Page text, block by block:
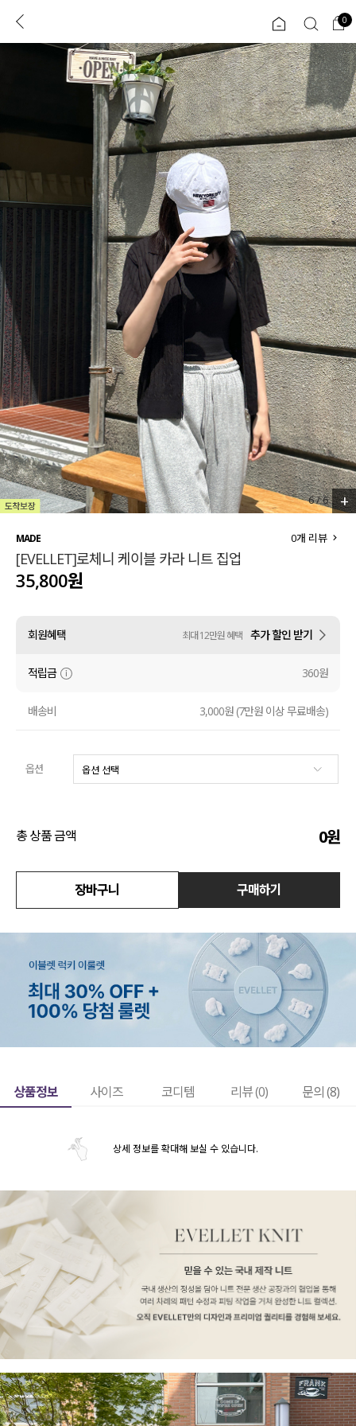
로그인 0
ENG
TW
JP
콘텐츠 리뷰 & 혜택 플러스핏 회원혜택 입
CATEGORY COMMUNITY
도착보장⚡
인플루언서 pick!
베스트
MADE
세트할인 ~30%
하객룩
살안타템
110사이즈
티셔츠
셔츠
원피스
니트
ALL
익스클루시브
니트
블라우스
원피스
팬츠
스커트
언더웨어
0
6/6 +
MADE
[EVELLET]로체니 케이블 카라 니트 집업
0개 리뷰
35,800원
회원혜택 최대 12만원 혜택 추가 할인 받기
적립금 360원
배송비 3,000원 (7만원 이상 무료배송)
옵션
총 상품 금액 0원
장바구니 구매하기
상품정보 사이즈 코디템 리뷰 (0) 문의 (8)
상세 정보를 확대해 보실 수 있습니다.